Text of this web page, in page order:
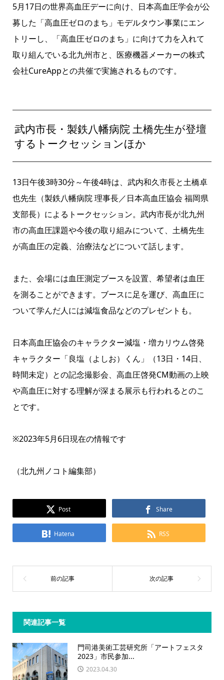
5月17日の世界高血圧デーに向け、日本高血圧学会が公
募した「高血圧ゼロのまち」モデルタウン事業にエン
トリーし、「高血圧ゼロのまち」に向けて力を入れて
取り組んでいる北九州市と、医療機器メーカーの株式
会社CureAppとの共催で実施されるものです。
武内市長・製鉄八幡病院 土橋先生が登壇
するトークセッションほか
13日午後3時30分～午後4時は、武内和久市長と土橋卓
也先生（製鉄八幡病院 理事長／日本高血圧協会 福岡県
支部長）によるトークセッション。武内市長が北九州
市の高血圧課題や今後の取り組みについて、土橋先生
が高血圧の定義、治療法などについて話します。
また、会場には血圧測定ブースを設置、希望者は血圧
を測ることができます。ブースに足を運び、高血圧に
ついて学んだ人には減塩食品などのプレゼントも。
日本高血圧協会のキャラクター減塩・増カリウム啓発
キャラクター「良塩（よしお）くん」（13日・14日、
時間未定）との記念撮影会、高血圧啓発CM動画の上映
や高血圧に対する理解が深まる展示も行われるとのこ
とです。
※2023年5月6日現在の情報です
（北九州ノコト編集部）
Post Share
Hatena RSS
関連記事一覧
門司港美術工芸研究所「アートフェスタ
2023」市民参加...
2023.04.30